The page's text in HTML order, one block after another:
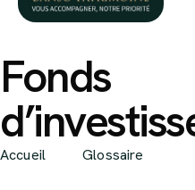
Fonds
Accueil Glossaire